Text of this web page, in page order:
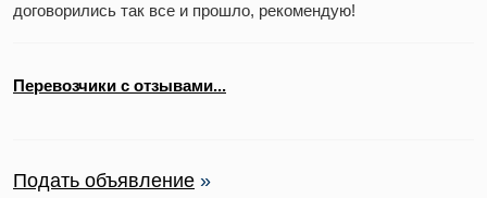
договорились так все и прошло, рекомендую!
Перевозчики с отзывами...
Подать объявление »